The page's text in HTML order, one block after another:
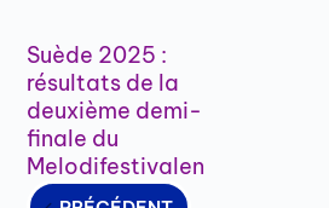
Suède 2025 :
résultats de la
deuxième demi-
finale du
Melodifestivalen